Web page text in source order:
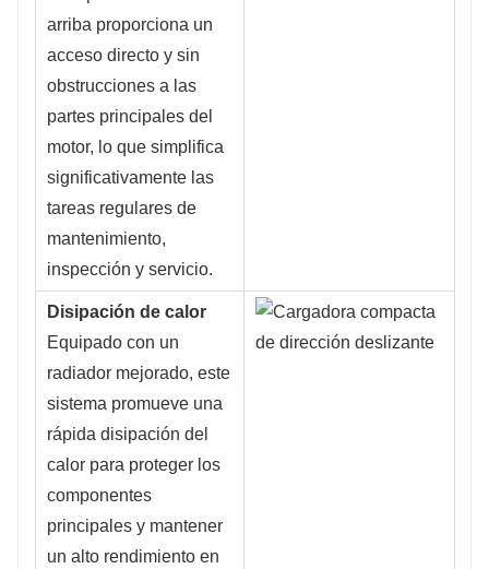
arriba proporciona un
acceso directo y sin
obstrucciones a las
partes principales del
motor, lo que simplifica
significativamente las
tareas regulares de
mantenimiento,
inspección y servicio.
Disipación de calor
Equipado con un
radiador mejorado, este
sistema promueve una
rápida disipación del
calor para proteger los
componentes
principales y mantener
un alto rendimiento en